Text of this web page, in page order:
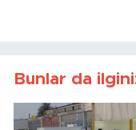
Bunlar da